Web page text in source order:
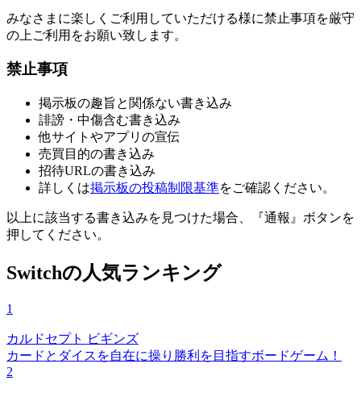
みなさまに楽しくご利用していただける様に禁止事項を厳守
の上ご利用をお願い致します。
禁止事項
掲示板の趣旨と関係ない書き込み
誹謗・中傷含む書き込み
他サイトやアプリの宣伝
売買目的の書き込み
招待URLの書き込み
詳しくは掲示板の投稿制限基準をご確認ください。
以上に該当する書き込みを見つけた場合、
『通報』ボタンを
押してください。
Switchの人気ランキング
1
カルドセプト ビギンズ
カードとダイスを自在に操り勝利を目指すボードゲーム！
2